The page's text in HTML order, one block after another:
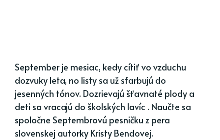
September je mesiac, kedy cítiť vo vzduchu
dozvuky leta, no listy sa už sfarbujú do
jesenných tónov. Dozrievajú šťavnaté plody a
deti sa vracajú do školských lavíc . Naučte sa
spoločne Septembrovú pesničku z pera
slovenskej autorky Kristy Bendovej.